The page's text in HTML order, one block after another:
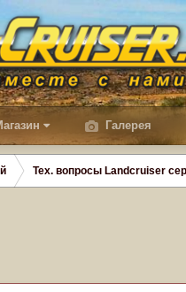
Галерея
Тех. вопросы Landcruiser